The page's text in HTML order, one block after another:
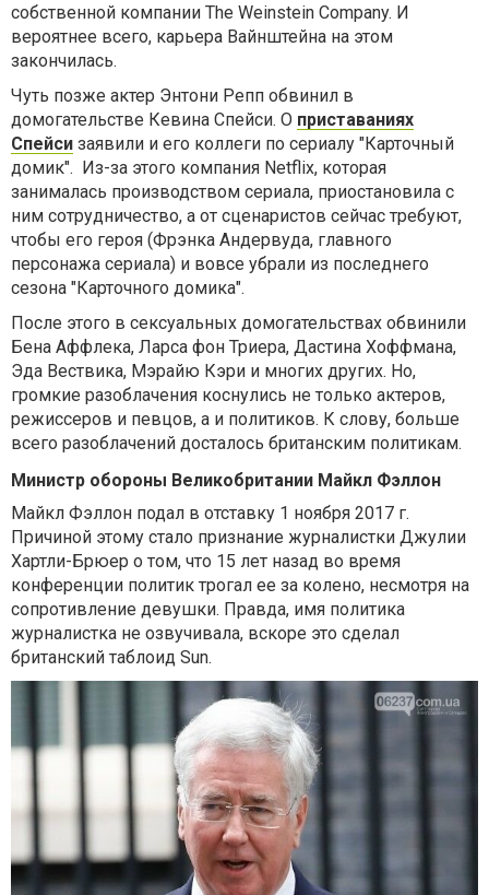
собственной компании The Weinstein Company. И
вероятнее всего, карьера Вайнштейна на этом
закончилась.
Чуть позже актер Энтони Репп обвинил в
домогательстве Кевина Спейси. О приставаниях
Спейси заявили и его коллеги по сериалу "Карточный
домик". Из-за этого компания Netflix, которая
занималась производством сериала, приостановила с
ним сотрудничество, а от сценаристов сейчас требуют,
чтобы его героя (Фрэнка Андервуда, главного
персонажа сериала) и вовсе убрали из последнего
сезона "Карточного домика".
После этого в сексуальных домогательствах обвинили
Бена Аффлека, Ларса фон Триера, Дастина Хоффмана,
Эда Вествика, Мэрайю Кэри и многих других. Но,
громкие разоблачения коснулись не только актеров,
режиссеров и певцов, а и политиков. К слову, больше
всего разоблачений досталось британским политикам.
Министр обороны Великобритании Майкл Фэллон
Майкл Фэллон подал в отставку 1 ноября 2017 г.
Причиной этому стало признание журналистки Джулии
Хартли-Брюер о том, что 15 лет назад во время
конференции политик трогал ее за колено, несмотря на
сопротивление девушки. Правда, имя политика
журналистка не озвучивала, вскоре это сделал
британский таблоид Sun.